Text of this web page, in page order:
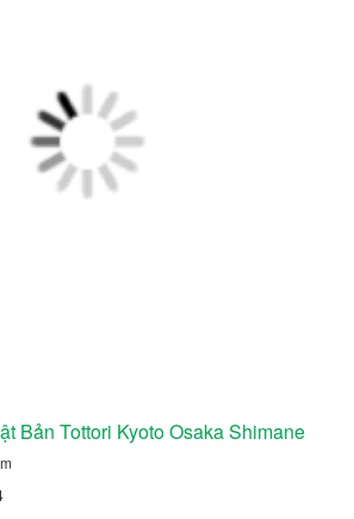
Bản Tottori Kyoto Osaka Shimane